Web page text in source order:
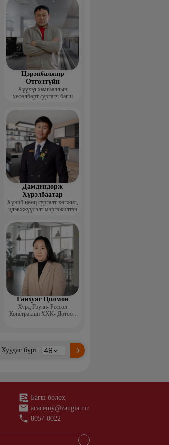
Цэрэнбалжир
Отгонтүйн
Хүүхэд хамгааллын
хөтөлбөрт сургагч багш
Дамдиндорж
Хүрэлбаатар
Хүний нөөц сургалт хөгжил,
идэвхжүүлэлт мэргэжилтэн
Ганхуяг Цолмон
Хурд Групп- Рессол
Констракшн ХХК- Дотоод
Хуудас бүрт:
Багш болох
academy@zangia.mn
8057-0022